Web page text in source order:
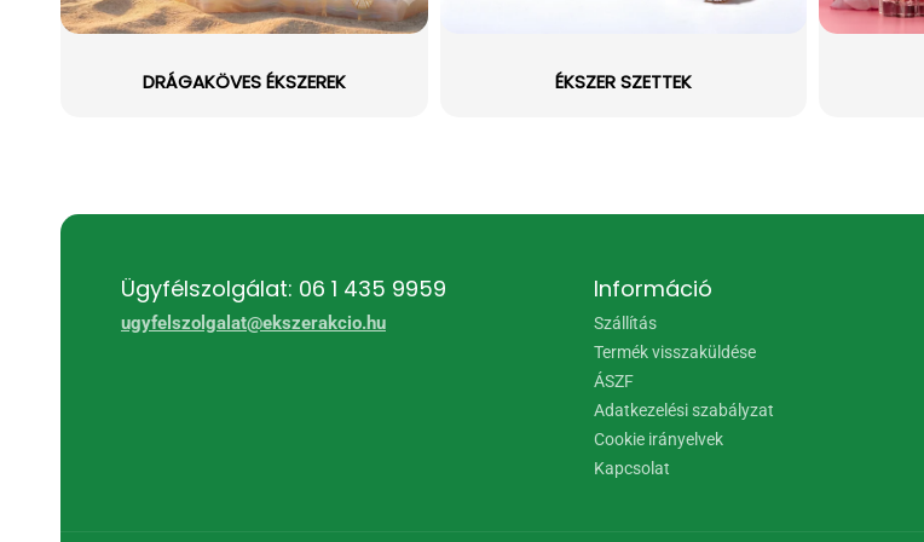
DRÁGAKÖVES ÉKSZEREK ÉKSZER SZETTEK
Ügyfélszolgálat: 06 1 435 9959
ugyfelszolgalat@ekszerakcio.hu
Információ
Szállítás
Termék visszaküldése
ÁSZF
Adatkezelési szabályzat
Cookie irányelvek
Kapcsolat